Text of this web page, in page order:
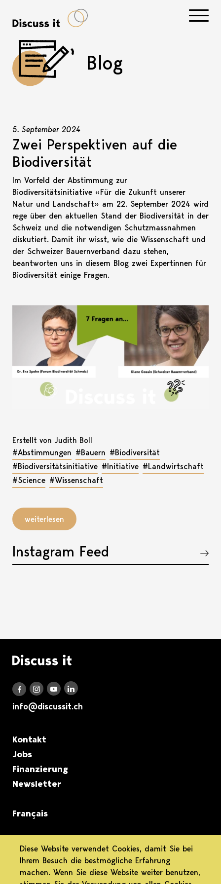
Blog
5. September 2024
Zwei Perspektiven auf die
Biodiversität
Im Vorfeld der Abstimmung zur
Biodiversitätsinitiative «Für die Zukunft unserer
Natur und Landschaft» am 22. September 2024 wird
rege über den aktuellen Stand der Biodiversität in der
Schweiz und die notwendigen Schutzmassnahmen
diskutiert. Damit ihr wisst, wie die Wissenschaft und
der Schweizer Bauernverband dazu stehen,
beantworten uns in diesem Blog zwei Expertinnen für
Biodiversität einige Fragen.
Erstellt von Judith Boll
#Abstimmungen #Bauern #Biodiversität
#Biodiversitätsinitiative #Initiative #Landwirtschaft
#Science #Wissenschaft
weiterlesen
Instagram Feed
Akkordeon öffnen, bzw. schliessen
Logo Discuss it
Discuss it auf Facebook
Discuss it auf Instagram
Discuss it auf Youtube
Discuss it auf LinkedIn
info@discussit.ch
Metanavigation
Kontakt
Jobs
Finanzierung
Newsletter
Français
informiert.
differenziert.
Diese Website verwendet Cookies, damit Sie bei
Ihrem Besuch die bestmögliche Erfahrung
machen. Wenn Sie diese Website weiter benutzen,